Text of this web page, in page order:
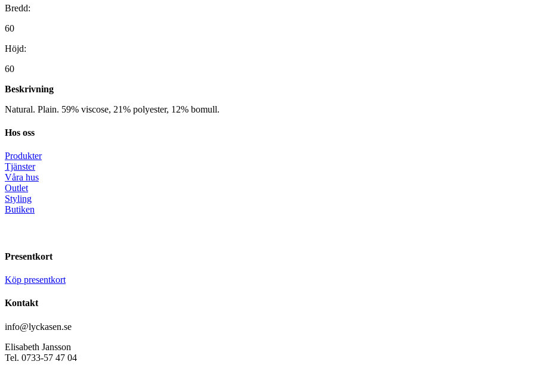
Bredd:
60
Höjd:
60
Beskrivning
Natural. Plain. 59% viscose, 21% polyester, 12% bomull.
Hos oss
Produkter
Tjänster
Våra hus
Outlet
Styling
Butiken
Presentkort
Köp presentkort
Kontakt
info@lyckasen.se
Elisabeth Jansson
Tel. 0733-57 47 04